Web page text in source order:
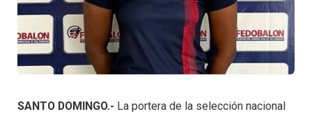
SANTO DOMINGO.- La portera de la selección nacional